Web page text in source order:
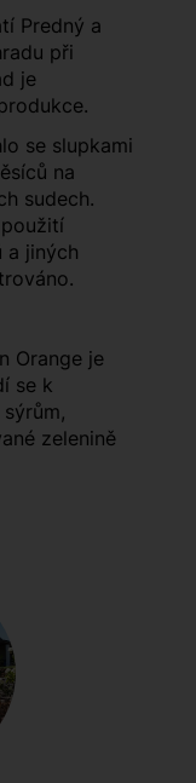
Predný a
při
je
se slupkami
na
sudech.
a jiných
Orange je
se k
zelenině